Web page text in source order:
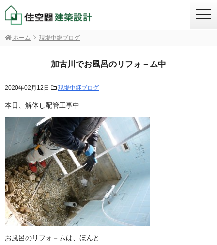
ホーム 現場中継ブログ
加古川でお風呂のリフォ－ム中
2020年02月12日 現場中継ブログ
本日、解体し配管工事中
お風呂のリフォ－ムは、ほんと